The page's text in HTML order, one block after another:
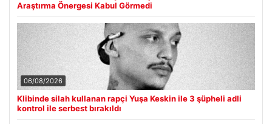
Araştırma Önergesi Kabul Görmedi
06/08/2026
Klibinde silah kullanan rapçi Yuşa Keskin ile 3 şüpheli adli
kontrol ile serbest bırakıldı